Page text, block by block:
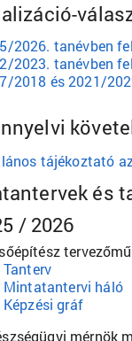
2026. tanévben
2023. tanévben
2018 és 2021/
tájékoztató
és
/ 2026
Tanterv
Mintatantervi háló
Képzési gráf
mérnök